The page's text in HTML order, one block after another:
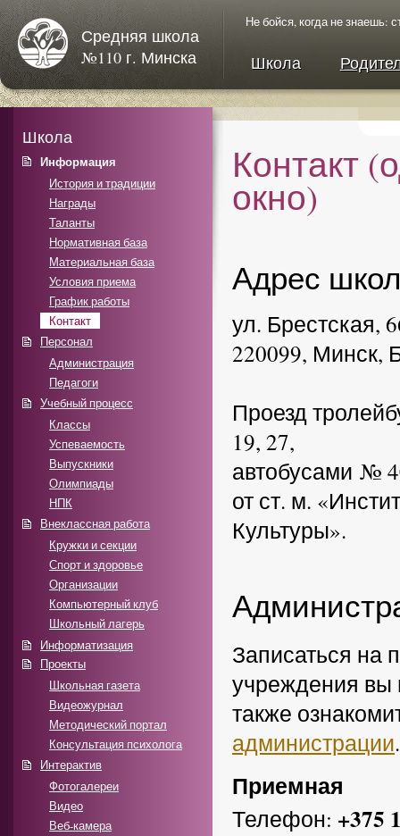
Средняя школа
№110 г. Минска
Не бойся, когда не знаешь:
Школа
Школа
Информация
История и традиции
Награды
Таланты
Нормативная база
Материальная база
Условия приема
График работы
Контакт
Персонал
Администрация
Педагоги
Учебный процесс
Классы
Успеваемость
Выпускники
Олимпиады
НПК
Внеклассная работа
Кружки и секции
Спорт и здоровье
Организации
Компьютерный клуб
Школьный лагерь
Информатизация
Проекты
Школьная газета
Видеожурнал
Методический портал
Консультация психолога
Интерактив
Фотогалереи
Видео
Веб-камера
Контакт
окно)
Адрес
ул. Брестская,
220099, Минск,
Проезд
19, 27,
автобусами №
от ст. м.
Культуры».
Записаться на
учреждения
также
администрации.
Приемная
Телефон: +375